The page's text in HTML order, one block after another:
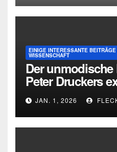
EINIGE INTERESSANTE
WISSENSCHAFT
Der unmodische
Peter Druckers
Intervention von
JAN. 1, 2026